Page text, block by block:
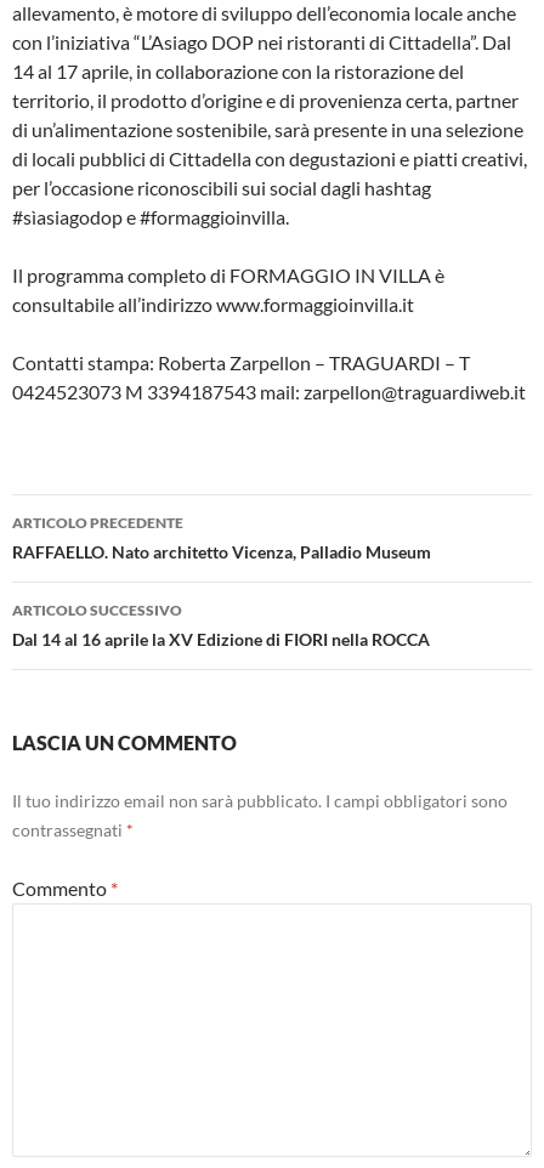
allevamento, è motore di sviluppo dell’economia locale anche
con l’iniziativa “L’Asiago DOP nei ristoranti di Cittadella”. Dal
14 al 17 aprile, in collaborazione con la ristorazione del
territorio, il prodotto d’origine e di provenienza certa, partner
di un’alimentazione sostenibile, sarà presente in una selezione
di locali pubblici di Cittadella con degustazioni e piatti creativi,
per l’occasione riconoscibili sui social dagli hashtag
#sìasiagodop e #formaggioinvilla.
Il programma completo di FORMAGGIO IN VILLA è
consultabile all’indirizzo www.formaggioinvilla.it
Contatti stampa: Roberta Zarpellon – TRAGUARDI – T
0424523073 M 3394187543 mail: zarpellon@traguardiweb.it
Navigazione
articolo
ARTICOLO PRECEDENTE
RAFFAELLO. Nato architetto Vicenza, Palladio Museum
ARTICOLO SUCCESSIVO
Dal 14 al 16 aprile la XV Edizione di FIORI nella ROCCA
LASCIA UN COMMENTO
Il tuo indirizzo email non sarà pubblicato. I campi obbligatori sono
contrassegnati *
Commento *